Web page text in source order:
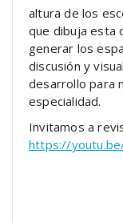
altura de los
que dibuja esta
generar los
discusión y
desarrollo para
especialidad.
Invitamos a
https://